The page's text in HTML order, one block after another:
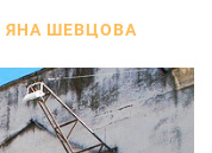
ЯНА ШЕВЦОВА